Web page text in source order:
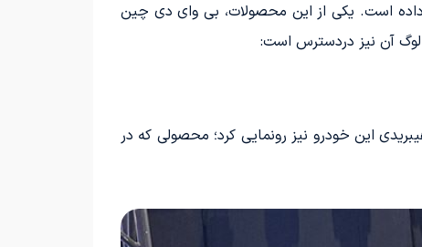
داده است. یکی از این محصولات، بی وای دی چین
آن نیز دردسترس است:
این خودرو نیز رونمایی کرد؛ محصولی که در